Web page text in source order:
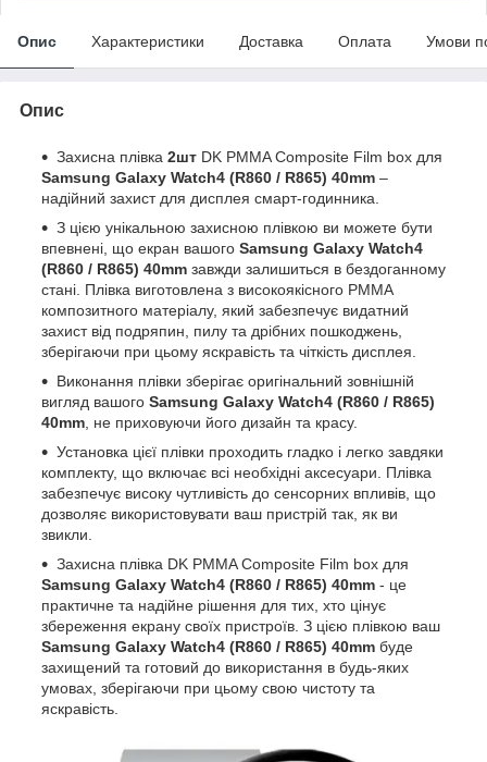
Опис Характеристики Доставка Оплата Умови
Опис
Захисна плівка 2шт DK PMMA Composite Film box для
Samsung Galaxy Watch4 (R860 / R865) 40mm –
надійний захист для дисплея смарт-годинника.
З цією унікальною захисною плівкою ви можете бути
впевнені, що екран вашого Samsung Galaxy Watch4
(R860 / R865) 40mm завжди залишиться в бездоганному
стані. Плівка виготовлена з високоякісного PMMA
композитного матеріалу, який забезпечує видатний
захист від подряпин, пилу та дрібних пошкоджень,
зберігаючи при цьому яскравість та чіткість дисплея.
Виконання плівки зберігає оригінальний зовнішній
вигляд вашого Samsung Galaxy Watch4 (R860 / R865)
40mm , не приховуючи його дизайн та красу.
Установка цієї плівки проходить гладко і легко завдяки
комплекту, що включає всі необхідні аксесуари. Плівка
забезпечує високу чутливість до сенсорних впливів, що
дозволяє використовувати ваш пристрій так, як ви
звикли.
Захисна плівка DK PMMA Composite Film box для
Samsung Galaxy Watch4 (R860 / R865) 40mm - це
практичне та надійне рішення для тих, хто цінує
збереження екрану своїх пристроїв. З цією плівкою ваш
Samsung Galaxy Watch4 (R860 / R865) 40mm буде
захищений та готовий до використання в будь-яких
умовах, зберігаючи при цьому свою чистоту та
яскравість.